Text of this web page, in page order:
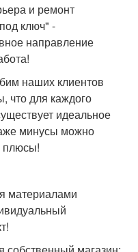
и ремонт
ключ" -
направление
наших клиентов
что для каждого
идеальное
минусы можно
плюсы!
материалами